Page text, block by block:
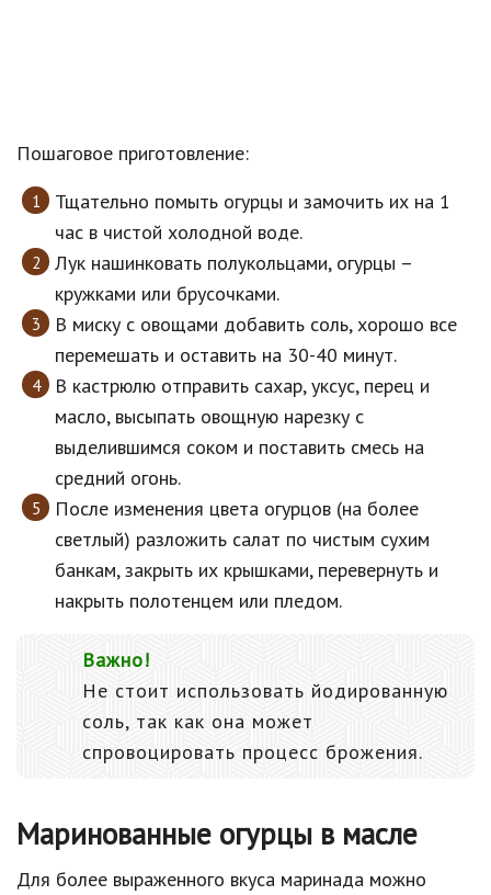
Пошаговое приготовление:
Тщательно помыть огурцы и замочить их на 1
час в чистой холодной воде.
Лук нашинковать полукольцами, огурцы –
кружками или брусочками.
В миску с овощами добавить соль, хорошо все
перемешать и оставить на 30-40 минут.
В кастрюлю отправить сахар, уксус, перец и
масло, высыпать овощную нарезку с
выделившимся соком и поставить смесь на
средний огонь.
После изменения цвета огурцов (на более
светлый) разложить салат по чистым сухим
банкам, закрыть их крышками, перевернуть и
накрыть полотенцем или пледом.
Важно!
Не стоит использовать йодированную
соль, так как она может
спровоцировать процесс брожения.
Маринованные огурцы в масле
Для более выраженного вкуса маринада можно